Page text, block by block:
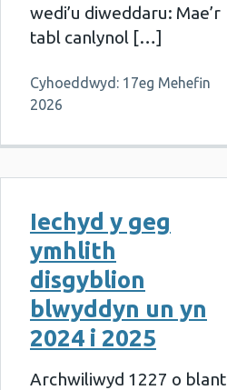
wedi’u diweddaru: Mae’r
tabl canlynol […]
Cyhoeddwyd: 17eg Mehefin
2026
Iechyd y geg
ymhlith
disgyblion
blwyddyn un yn
2024 i 2025
Archwiliwyd 1227 o blant